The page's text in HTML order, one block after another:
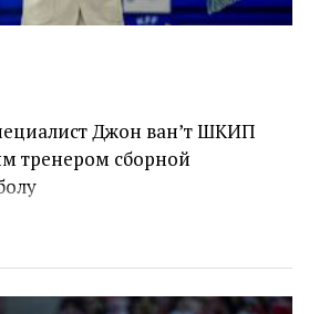
Джон ван’т ШКИП
тренером сборной